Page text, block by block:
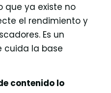
que ya existe no
el rendimiento y
Es un
cuida la base
contenido lo